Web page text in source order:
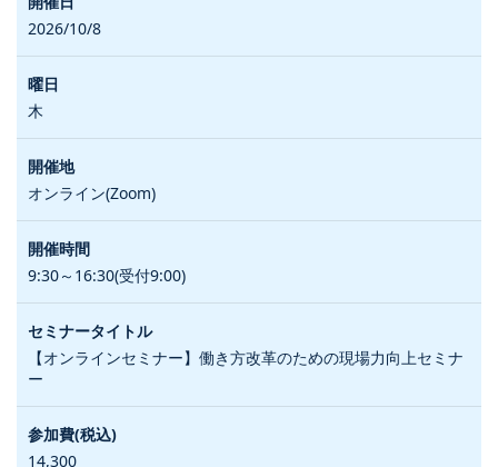
2026/10/8
木
オンライン(Zoom)
9:30～16:30(受付9:00)
【オンラインセミナー】働き方改革のための現場力向上セミナ
ー
14,300